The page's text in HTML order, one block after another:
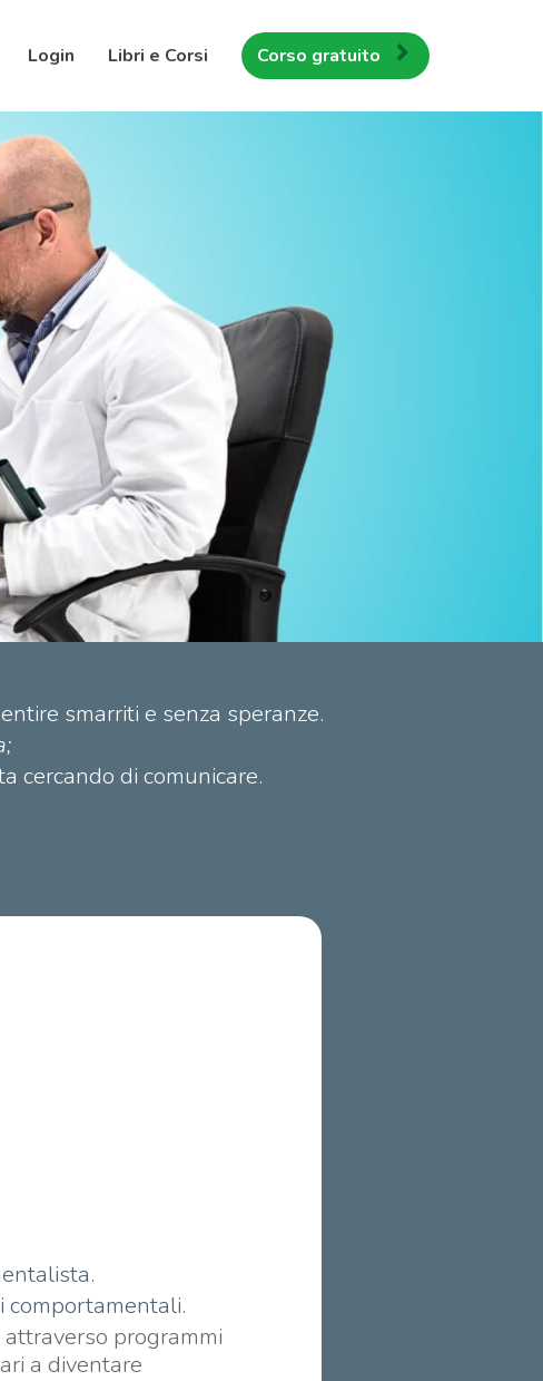
Login Libri e Corsi Corso gratuito
smarriti e senza speranze.
cercando di comunicare.
comportamentali.
attraverso programmi
a diventare